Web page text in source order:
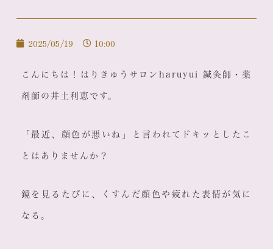
2025/05/19 10:00
こんにちは！はりきゅうサロンharuyui 鍼灸師・薬
剤師の井土利恵です。
「最近、顔色が悪いね」と言われてドキッとしたこ
とはありませんか？
鏡を見るたびに、くすんだ顔色や疲れた表情が気に
なる。